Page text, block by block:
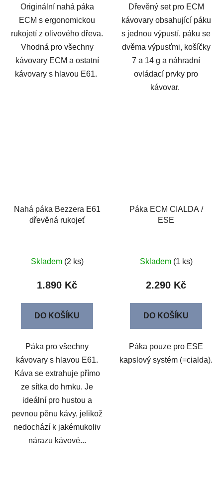
Originální nahá páka
ECM s ergonomickou
rukojetí z olivového dřeva.
Vhodná pro všechny
kávovary ECM a ostatní
kávovary s hlavou E61.
Dřevěný set pro ECM
kávovary obsahující páku
s jednou výpustí, páku se
dvěma výpusťmi, košíčky
7 a 14 g a náhradní
ovládací prvky pro
kávovar.
Nahá páka Bezzera E61
dřevěná rukojeť
Skladem (2 ks)
1.890 Kč
DO KOŠÍKU
Páka pro všechny
kávovary s hlavou E61.
Káva se extrahuje přímo
ze sítka do hrnku. Je
ideální pro hustou a
pevnou pěnu kávy, jelikož
nedochází k jakémukoliv
nárazu kávové...
Páka ECM CIALDA /
ESE
Skladem (1 ks)
2.290 Kč
DO KOŠÍKU
Páka pouze pro ESE
kapslový systém (=cialda).